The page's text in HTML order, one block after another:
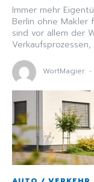
Immer mehr
Berlin ohne Makler
sind vor allem der
WortMagier -